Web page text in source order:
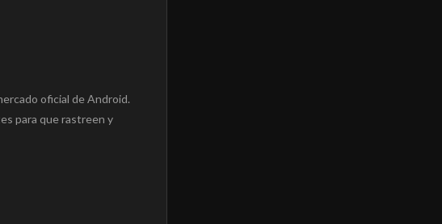
oficial de Android.
para que rastreen y